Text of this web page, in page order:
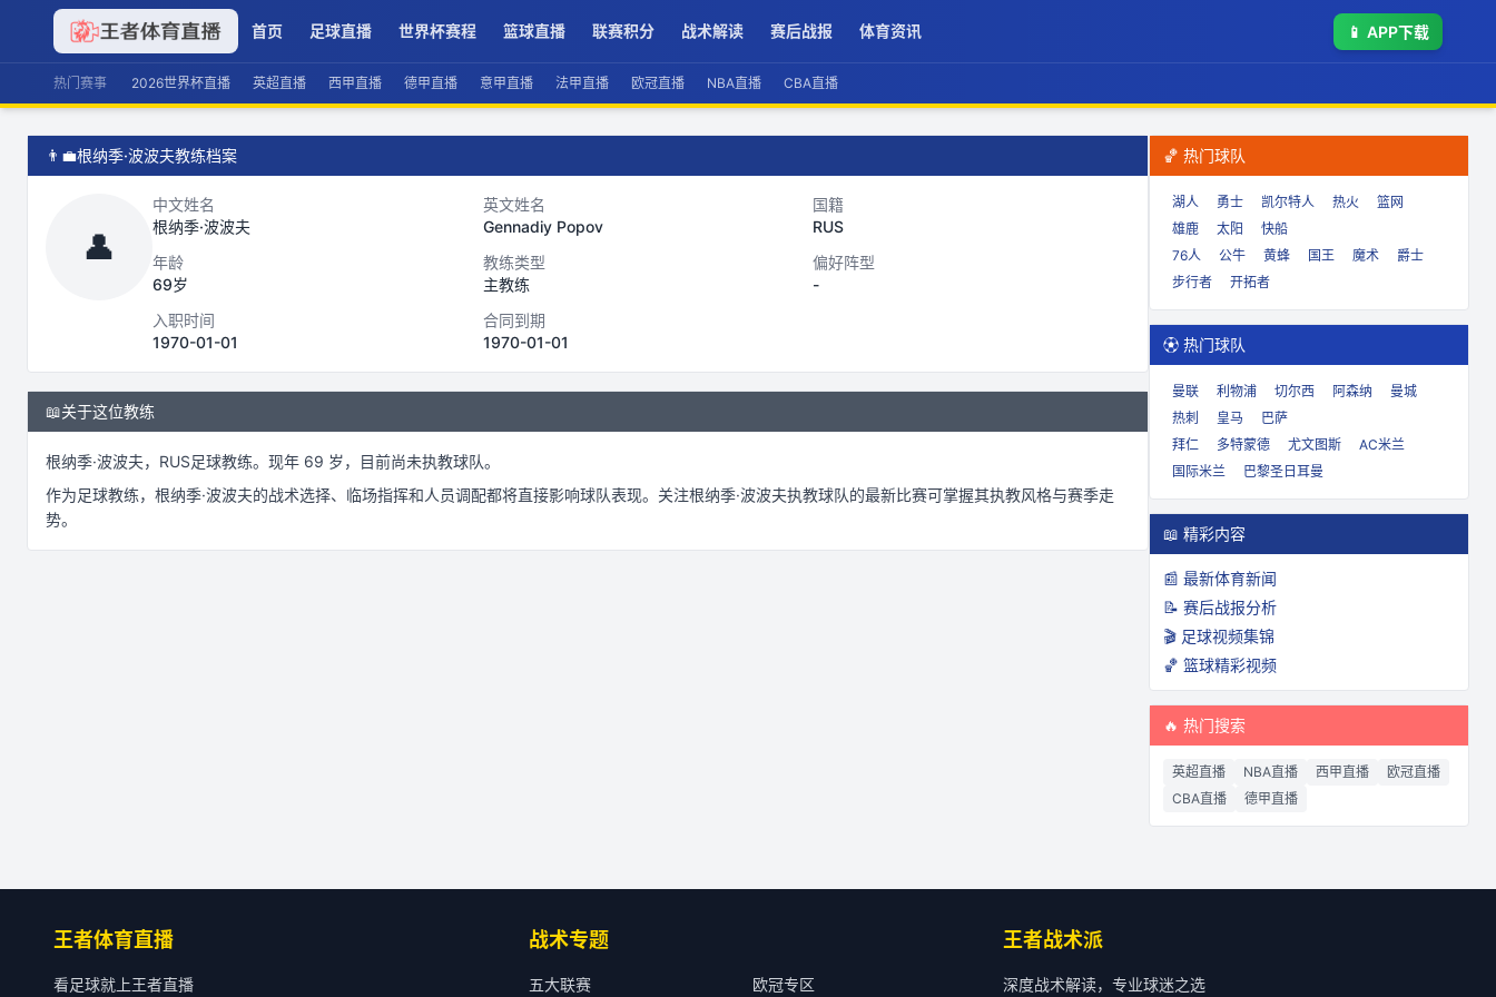
首页 足球直播 世界杯赛程 篮球直播 联赛积分 战术解读 赛后战报 体育资讯 📱 APP下载
热门赛事 2026世界杯直播 英超直播 西甲直播 德甲直播 意甲直播 法甲直播 欧冠直播 NBA直播 CBA直播
👨‍💼根纳季·波波夫教练档案
👤
中文姓名
根纳季·波波夫
英文姓名
Gennadiy Popov
国籍
RUS
年龄
69岁
教练类型
主教练
偏好阵型
-
入职时间
1970-01-01
合同到期
1970-01-01
📖关于这位教练
根纳季·波波夫， RUS足球教练。 现年 69 岁，
目前尚未执教球队。
作为足球教练， 根纳季·波波夫的战术选择、临场指挥和人员调配都将直接影响球队表现。关注根纳季·波波夫执教球队的最新比赛可掌握其执教风格与赛季走
势。
🏀 热门球队
湖人 勇士 凯尔特人 热火
篮网
雄鹿
太阳
快船
76人
公牛 黄蜂 国王 魔术
爵士
步行者
开拓者
⚽ 热门球队
曼联 利物浦 切尔西 阿森纳
曼城
热刺
皇马
巴萨
拜仁
多特蒙德 尤文图斯
AC米兰
国际米兰
巴黎圣日耳曼
📖 精彩内容
📰 最新体育新闻
📝 赛后战报分析
🎬 足球视频集锦
🏀 篮球精彩视频
🔥 热门搜索
英超直播 NBA直播 西甲直播
欧冠直播
CBA直播
德甲直播
王者体育直播
看足球就上王者直播
战术专题
五大联赛 欧冠专区
王者战术派
深度战术解读，专业球迷之选